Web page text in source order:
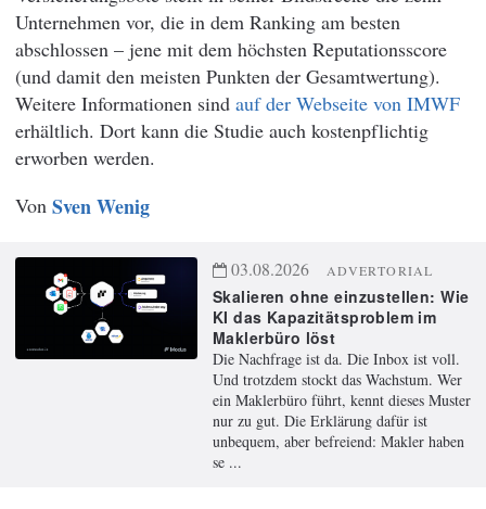
Unternehmen vor, die in dem Ranking am besten
abschlossen – jene mit dem höchsten Reputationsscore
(und damit den meisten Punkten der Gesamtwertung).
Weitere Informationen sind auf der Webseite von IMWF
erhältlich. Dort kann die Studie auch kostenpflichtig
erworben werden.
Von Sven Wenig
03.08.2026 ADVERTORIAL
Skalieren ohne einzustellen: Wie
KI das Kapazitätsproblem im
Maklerbüro löst
Die Nachfrage ist da. Die Inbox ist voll.
Und trotzdem stockt das Wachstum. Wer
ein Maklerbüro führt, kennt dieses Muster
nur zu gut. Die Erklärung dafür ist
unbequem, aber befreiend: Makler haben
se ...